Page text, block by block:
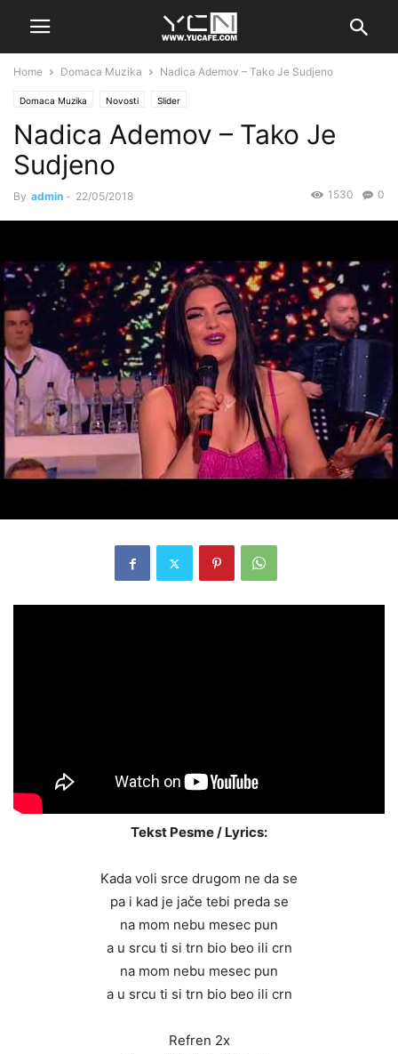
Home Domaca Muzika Nadica Ademov – Tako Je Sudjeno
Domaca Muzika Novosti Slider
Nadica Ademov – Tako Je
Sudjeno
By admin - 22/05/2018 0
1530
Tekst Pesme / Lyrics:
Kada voli srce drugom ne da se
pa i kad je jače tebi preda se
na mom nebu mesec pun
a u srcu ti si trn bio beo ili crn
na mom nebu mesec pun
a u srcu ti si trn bio beo ili crn
Refren 2x